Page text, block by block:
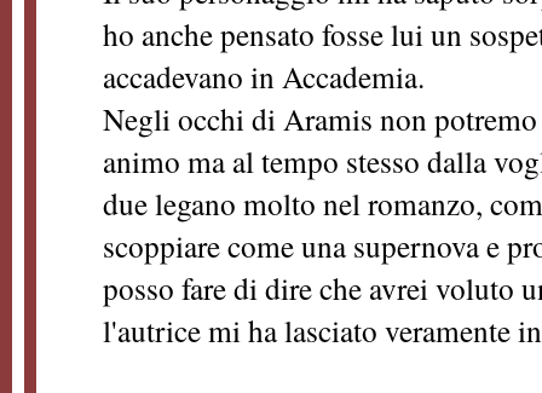
ho anche pensato fosse lui un
accadevano in Accademia.
Negli occhi di Aramis non
animo ma al tempo stesso dalla
due legano molto nel romanzo,
scoppiare come una supernova e
posso fare di dire che avrei voluto
l'autrice mi ha lasciato veramente